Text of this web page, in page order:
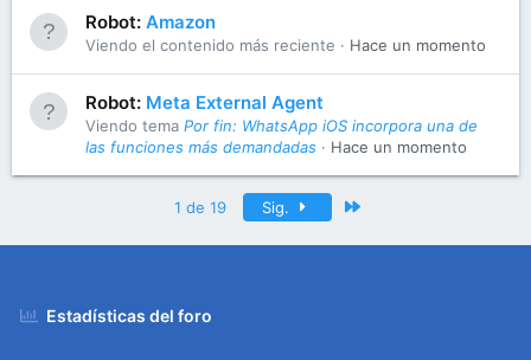
Robot: Amazon
Viendo el contenido más reciente Hace un momento
Robot: Meta External Agent
Viendo tema Por fin: WhatsApp iOS incorpora una de
las funciones más demandadas
Hace un momento
1 de 19 Sig.
Estadísticas del foro